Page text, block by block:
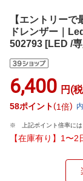
【エントリー
ドレンザー｜
502793 [LED /
6,400 円(
58ポイント 1倍
上記ポイント倍率に
【在庫有り】1〜